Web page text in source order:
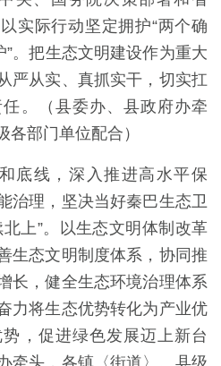
实际行动坚定拥护“两个确
”。把生态文明建设作为重大
严从实、真抓实干，切实扛
。（县委办、县政府办牵
各部门单位配合）
底线，深入推进高水平保
治理，坚决当好秦巴生态卫
上”。以生态文明体制改革
生态文明制度体系，协同推
长，健全生态环境治理体系
力将生态优势转化为产业优
，促进绿色发展迈上新台
牵头，各镇〈街道〉、县级